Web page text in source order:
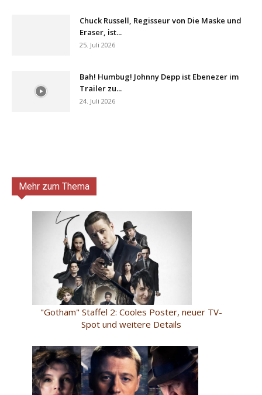
Chuck Russell, Regisseur von Die Maske und
Eraser, ist...
25. Juli 2026
Bah! Humbug! Johnny Depp ist Ebenezer im
Trailer zu...
24. Juli 2026
Mehr zum Thema
"Gotham" Staffel 2: Cooles Poster, neuer TV-
Spot und weitere Details